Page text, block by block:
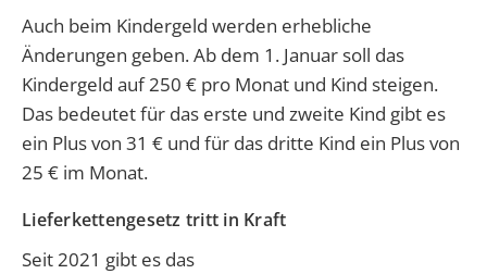
Auch beim Kindergeld werden erhebliche
Änderungen geben. Ab dem 1. Januar soll das
Kindergeld auf 250 € pro Monat und Kind steigen.
Das bedeutet für das erste und zweite Kind gibt es
ein Plus von 31 € und für das dritte Kind ein Plus von
25 € im Monat.
Lieferkettengesetz tritt in Kraft
Seit 2021 gibt es das